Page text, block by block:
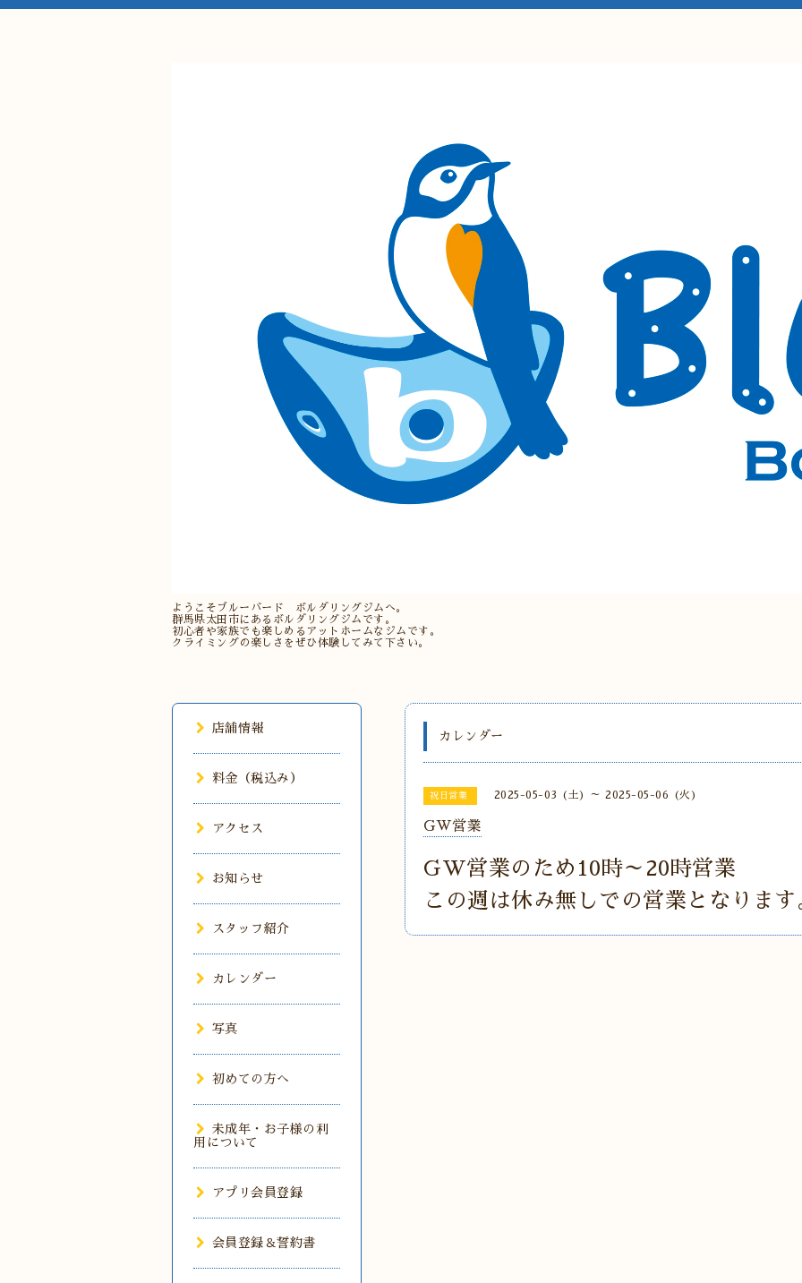
ようこそブルーバード ボルダリングジムへ。
群馬県太田市にあるボルダリングジムです。
初心者や家族でも楽しめるアットホームなジムです。
クライミングの楽しさをぜひ体験してみて下さい。
カレンダー
祝日営業 2025-05-03 (土) ～ 2025-05-06 (火)
GW営業
GW営業のため10時～20時営業
この週は休み無しでの営業となります
店舗情報
料金（税込み）
アクセス
お知らせ
スタッフ紹介
カレンダー
写真
初めての方へ
未成年・お子様の利
用について
アプリ会員登録
会員登録＆誓約書